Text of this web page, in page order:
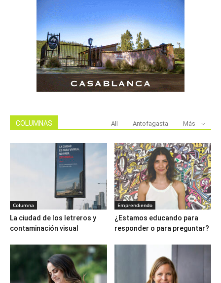
COLUMNAS All Antofagasta Más
Columna
La ciudad de los letreros y
contaminación visual
Emprendiendo
¿Estamos educando para
responder o para preguntar?